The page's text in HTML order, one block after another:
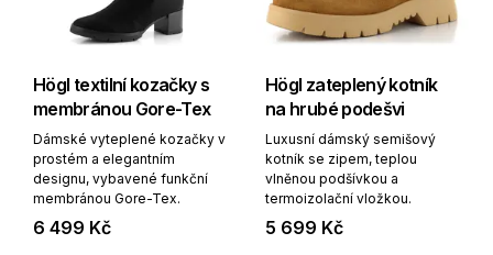
Högl textilní kozačky s
membránou Gore-Tex
Dámské vyteplené kozačky v
prostém a elegantním
designu, vybavené funkční
membránou Gore-Tex.
6 499 Kč
Högl zateplený kotník
na hrubé podešvi
Luxusní dámský semišový
kotník se zipem, teplou
vlněnou podšívkou a
termoizolační vložkou.
5 699 Kč